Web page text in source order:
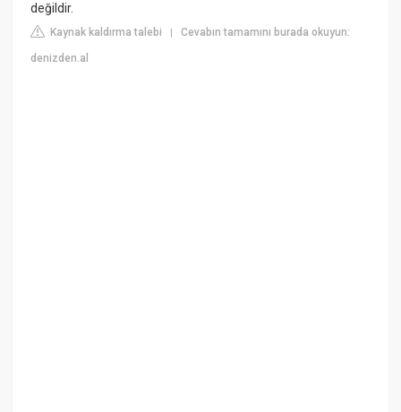
değildir.
Kaynak kaldırma talebi |Cevabın tamamını burada okuyun:
denizden.al